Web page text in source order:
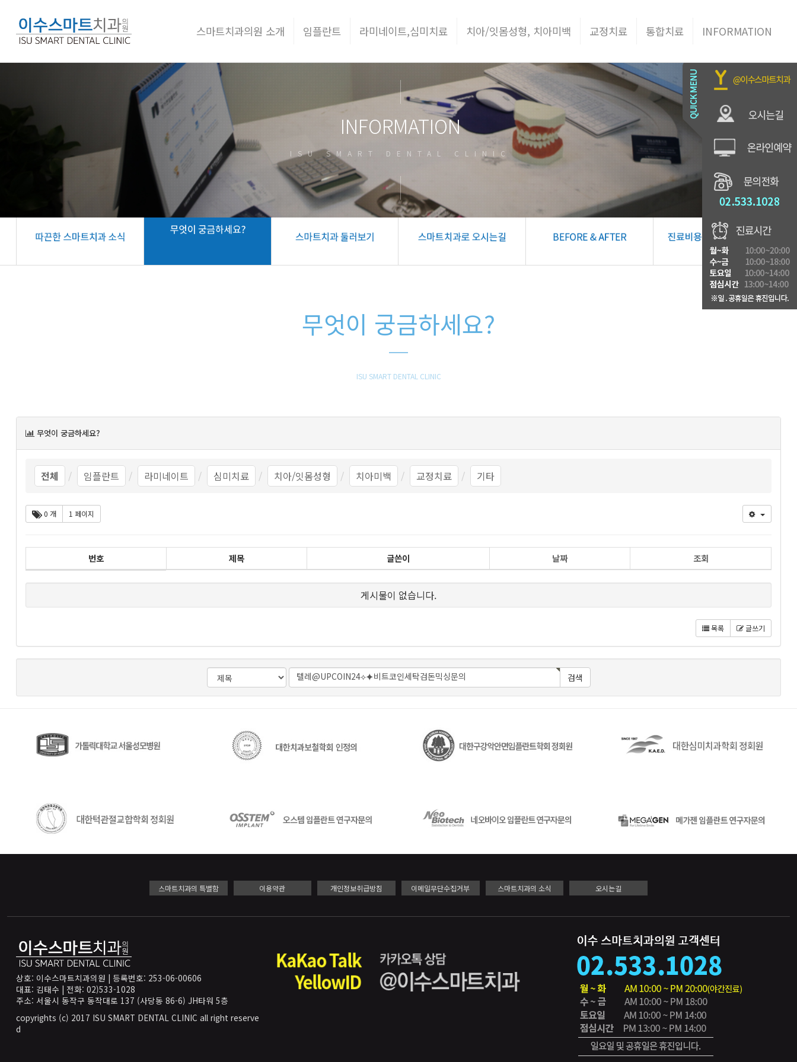
스마트치과의원 소개 임플란트 라미네이트,심미치료 치아/잇몸성형, 치아미백 교정치료 통합치료 INFORMATION
INFORMATION
ISU SMART DENTAL CLINIC
무엇이 궁금하세요?
ISU SMART DENTAL CLINIC
무엇이 궁금하세요?
전체 임플란트 라미네이트 심미치료 치아/잇몸성형 치아미백 교정치료 기타
0 개 1 페이지
번호 제목 글쓴이 날짜 조회
게시물이 없습니다.
목록 글쓰기
검색
스마트치과의 특별함 이용약관 개인정보취급방침 이메일무단수집거부 스마트치과의 소식 오시는길
상호: 이수스마트치과의원 | 등록번호: 253-06-00606
대표: 김태수 | 전화: 02)533-1028
주소: 서울시 동작구 동작대로 137 (사당동 86-6) JH타워 5층
copyrights (c) 2017 ISU SMART DENTAL CLINIC all right reserve
d